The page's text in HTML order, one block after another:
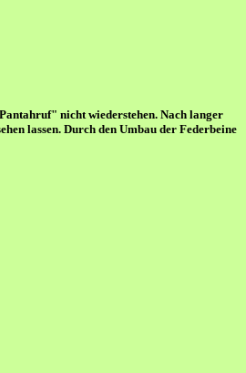
nicht wiederstehen. Nach langer
lassen. Durch den Umbau der Federbeine